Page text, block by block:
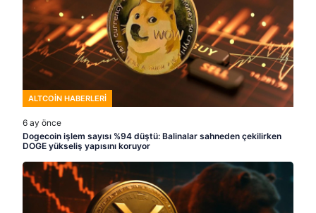
ALTCOIN HABERLERI
6 ay önce
Dogecoin işlem sayısı %94 düştü: Balinalar sahneden çekilirken
DOGE yükseliş yapısını koruyor